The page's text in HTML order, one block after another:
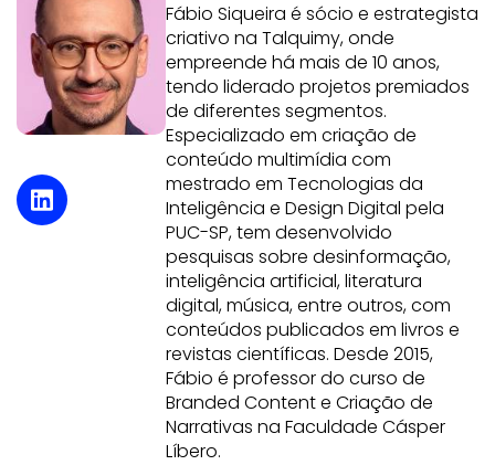
Fábio Siqueira é sócio e estrategista
criativo na Talquimy, onde
empreende há mais de 10 anos,
tendo liderado projetos premiados
de diferentes segmentos.
Especializado em criação de
conteúdo multimídia com
mestrado em Tecnologias da
Inteligência e Design Digital pela
PUC-SP, tem desenvolvido
pesquisas sobre desinformação,
inteligência artificial, literatura
digital, música, entre outros, com
conteúdos publicados em livros e
revistas científicas. Desde 2015,
Fábio é professor do curso de
Branded Content e Criação de
Narrativas na Faculdade Cásper
Líbero.